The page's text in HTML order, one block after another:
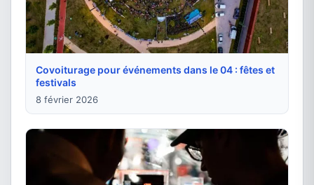
Covoiturage pour événements dans le 04 : fêtes et
festivals
8 février 2026